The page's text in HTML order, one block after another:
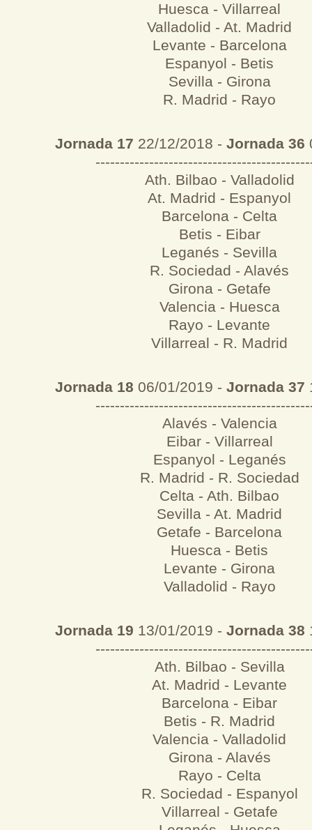
Huesca - Villarreal
Valladolid - At. Madrid
Levante - Barcelona
Espanyol - Betis
Sevilla - Girona
R. Madrid - Rayo
Jornada 17 22/12/2018 - Jornada 36
Ath. Bilbao - Valladolid
At. Madrid - Espanyol
Barcelona - Celta
Betis - Eibar
Leganés - Sevilla
R. Sociedad - Alavés
Girona - Getafe
Valencia - Huesca
Rayo - Levante
Villarreal - R. Madrid
Jornada 18 06/01/2019 - Jornada 37
Alavés - Valencia
Eibar - Villarreal
Espanyol - Leganés
R. Madrid - R. Sociedad
Celta - Ath. Bilbao
Sevilla - At. Madrid
Getafe - Barcelona
Huesca - Betis
Levante - Girona
Valladolid - Rayo
Jornada 19 13/01/2019 - Jornada 38
Ath. Bilbao - Sevilla
At. Madrid - Levante
Barcelona - Eibar
Betis - R. Madrid
Valencia - Valladolid
Girona - Alavés
Rayo - Celta
R. Sociedad - Espanyol
Villarreal - Getafe